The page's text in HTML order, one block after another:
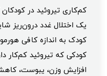
کم‌کاری تیروئید در
یک اختلال غدد درون‌ریز
کودک به اندازه کافی
کودکی که تیروئید کم‌کار
افزایش وزن، یبوست،